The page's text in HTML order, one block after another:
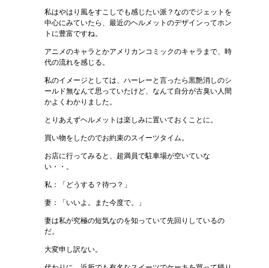
私はやはり風をすこしでも感じたい派？なのでジェットを
中心にみていたら、最近のヘルメットのデザインってホン
トに豊富ですね。
アニメのキャラとかアメリカンコミックのキャラまで、時
代の流れを感じる。
私のイメージとしては、ハーレーと言ったら黒艶消しのシ
ールド無なんて思っていたけど、なんて自分が古臭い人間
かよくわかりました。
とりあえずヘルメットは楽しみに置いておくことに。
買い物をしたのでお約束のスイーツタイム。
お店に行ってみると、超満員で駐車場が空いていな
い・・。
私：「どうする？待つ？」
妻：「いいよ。また今度で。」
妻は私が究極の短気なのを知っていて先回りしているの
だ。
大変申し訳ない。